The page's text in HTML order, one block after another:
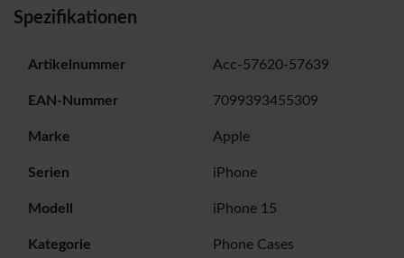
Spezifikationen
Artikelnummer Acc-57620-57639
EAN-Nummer 7099393455309
Marke Apple
Serien iPhone
Modell iPhone 15
Kategorie Phone Cases